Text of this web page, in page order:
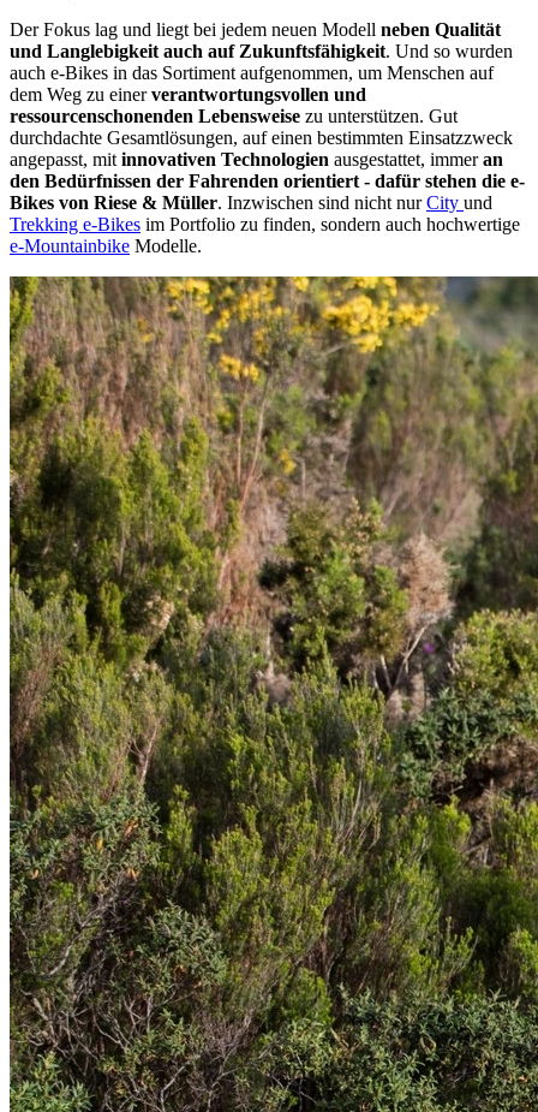
Der Fokus lag und liegt bei jedem neuen Modell neben Qualität
und Langlebigkeit auch auf Zukunftsfähigkeit. Und so wurden
auch e-Bikes in das Sortiment aufgenommen, um Menschen auf
dem Weg zu einerverantwortungsvollen und
ressourcenschonenden Lebensweise zu unterstützen. Gut
durchdachte Gesamtlösungen, auf einen bestimmten Einsatzzweck
angepasst, mit innovativen Technologien ausgestattet, immeran
den Bedürfnissen der Fahrenden orientiert - dafür stehen die e-
Bikes von Riese & Müller. Inzwischen sind nicht nurCity und
Trekking e-Bikes im Portfolio zu finden, sondern auch hochwertige
e-Mountainbike Modelle.